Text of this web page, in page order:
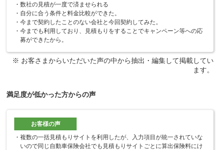
数社の見積が一度で済ませられる
自分に合う条件と料金比較ができた。
今まで契約したことのない会社と今回契約してみた。
今までも利用しており、見積もりをすることでキャンペーン等への応
募ができたから。
満足度が低かった方からの声
複数の一括見積もりサイトを利用したが、入力項目が統一されていな
いので同じ自動車保険会社でも見積もりサイトごとに算出保険料にけ